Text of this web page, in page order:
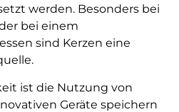
werden. Besonders bei
bei einem
sind Kerzen eine
ist die Nutzung von
Geräte speichern